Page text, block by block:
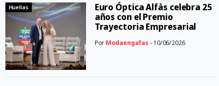
Huellas
Euro Óptica Alfàs celebra 25
años con el Premio
Trayectoria Empresarial
Por Modaengafas - 10/06/2026